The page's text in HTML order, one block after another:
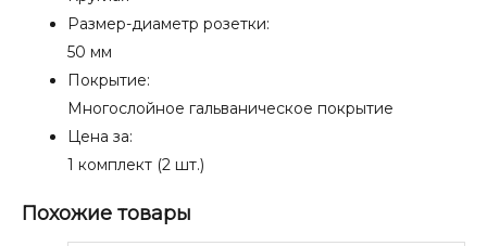
Размер-диаметр розетки:
50 мм
Покрытие:
Многослойное гальваническое покрытие
Цена за:
1 комплект (2 шт.)
Похожие товары